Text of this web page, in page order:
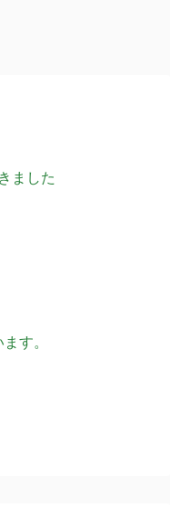
ました
す。